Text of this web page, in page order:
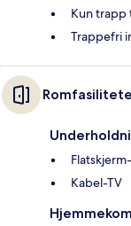
Kun trapp
Trappefri
Kabel-TV